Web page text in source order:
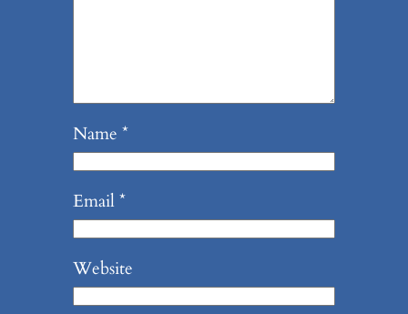
Name *
Email*
Website